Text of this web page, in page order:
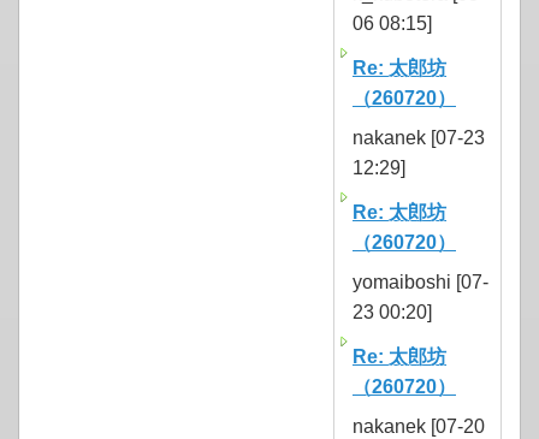
06 08:15]
Re: 太郎坊
（260720）
nakanek [07-23
12:29]
Re: 太郎坊
（260720）
yomaiboshi [07-
23 00:20]
Re: 太郎坊
（260720）
nakanek [07-20